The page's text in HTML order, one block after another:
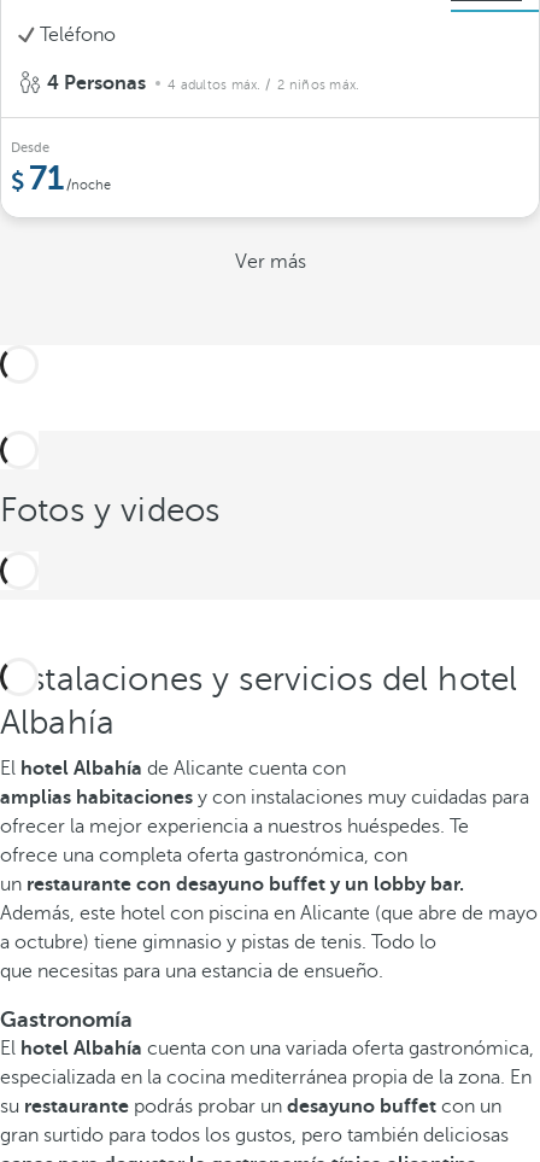
Teléfono
4 Personas 4 adultos máx. / 2 niños máx.
Desde
71/noche
Ver más
Fotos y videos
Instalaciones y servicios del hotel
Albahía
El hotel Albahía de Alicante cuenta con
amplias habitaciones y con instalaciones muy cuidadas para
ofrecer la mejor experiencia a nuestros huéspedes. Te
ofrece una completa oferta gastronómica, con
un restaurante con desayuno buffet y un lobby bar.
Además, este hotel con piscina en Alicante (que abre de mayo
a octubre) tiene gimnasio y pistas de tenis. Todo lo
que necesitas para una estancia de ensueño.
Gastronomía
El hotel Albahía cuenta con una variada oferta gastronómica,
especializada en la cocina mediterránea propia de la zona. En
su restaurante podrás probar un desayuno buffet con un
gran surtido para todos los gustos, pero también deliciosas